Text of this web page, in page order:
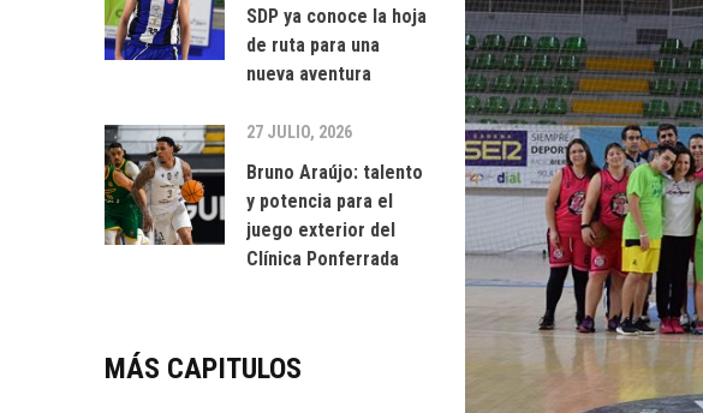
SDP ya conoce la hoja
de ruta para una
nueva aventura
27 JULIO, 2026
Bruno Araújo: talento
y potencia para el
juego exterior del
Clínica Ponferrada
MÁS CAPITULOS